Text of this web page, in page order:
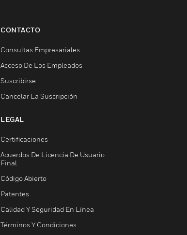
CONTACTO
Consultas Empresariales
Acceso De Los Empleados
Suscribirse
Cancelar La Suscripción
LEGAL
Certificaciones
Acuerdos De Licencia De Usuario
Final
Código Abierto
Patentes
Calidad Y Seguridad En Línea
Términos Y Condiciones